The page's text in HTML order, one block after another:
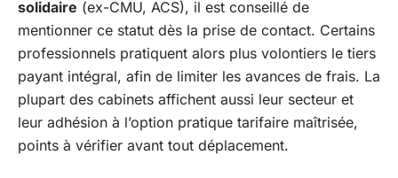
solidaire (ex-CMU, ACS), il est conseillé de
mentionner ce statut dès la prise de contact. Certains
professionnels pratiquent alors plus volontiers le tiers
payant intégral, afin de limiter les avances de frais. La
plupart des cabinets affichent aussi leur secteur et
leur adhésion à l’option pratique tarifaire maîtrisée,
points à vérifier avant tout déplacement.